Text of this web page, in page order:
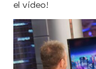
el vídeo!